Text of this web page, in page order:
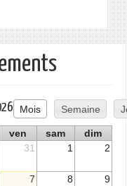
Mois Semaine
ven sam
dim
31 1 2
7 8 9